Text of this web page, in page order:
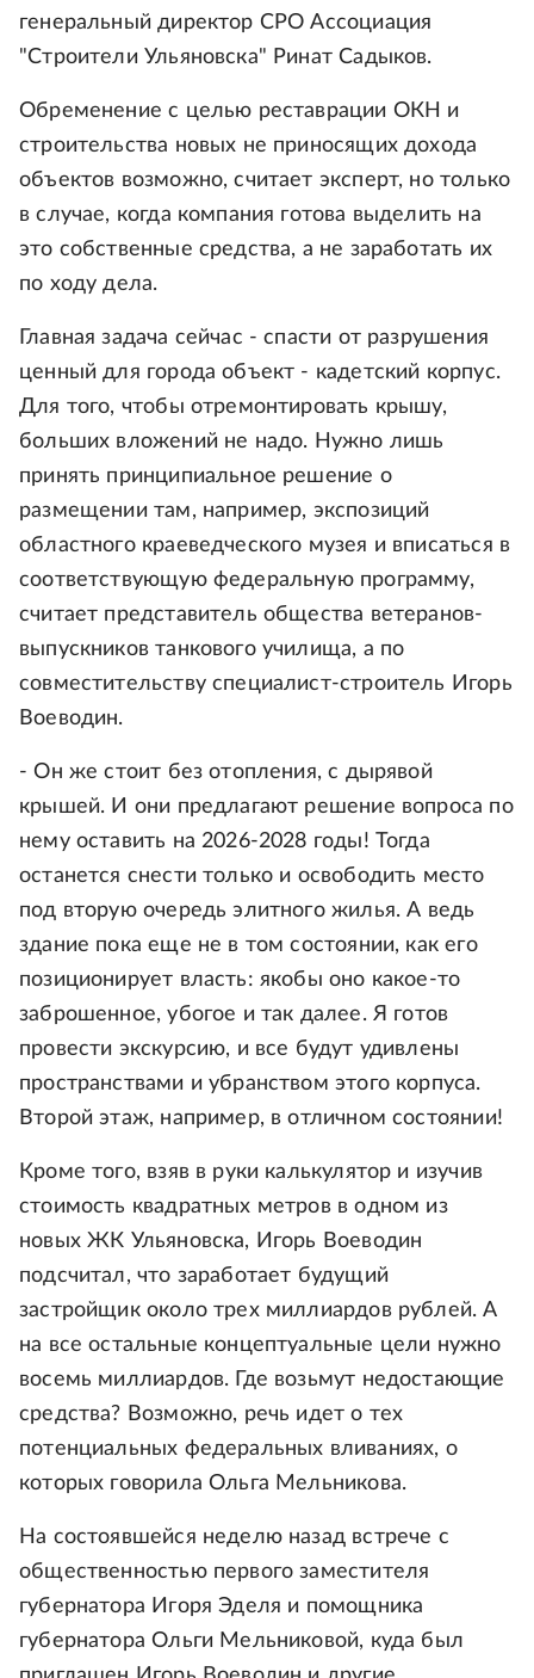
генеральный директор СРО Ассоциация
"Строители Ульяновска" Ринат Садыков.
Обременение с целью реставрации ОКН и
строительства новых не приносящих дохода
объектов возможно, считает эксперт, но только
в случае, когда компания готова выделить на
это собственные средства, а не заработать их
по ходу дела.
Главная задача сейчас - спасти от разрушения
ценный для города объект - кадетский корпус.
Для того, чтобы отремонтировать крышу,
больших вложений не надо. Нужно лишь
принять принципиальное решение о
размещении там, например, экспозиций
областного краеведческого музея и вписаться в
соответствующую федеральную программу,
считает представитель общества ветеранов-
выпускников танкового училища, а по
совместительству специалист-строитель Игорь
Воеводин.
- Он же стоит без отопления, с дырявой
крышей. И они предлагают решение вопроса по
нему оставить на 2026-2028 годы! Тогда
останется снести только и освободить место
под вторую очередь элитного жилья. А ведь
здание пока еще не в том состоянии, как его
позиционирует власть: якобы оно какое-то
заброшенное, убогое и так далее. Я готов
провести экскурсию, и все будут удивлены
пространствами и убранством этого корпуса.
Второй этаж, например, в отличном состоянии!
Кроме того, взяв в руки калькулятор и изучив
стоимость квадратных метров в одном из
новых ЖК Ульяновска, Игорь Воеводин
подсчитал, что заработает будущий
застройщик около трех миллиардов рублей. А
на все остальные концептуальные цели нужно
восемь миллиардов. Где возьмут недостающие
средства? Возможно, речь идет о тех
потенциальных федеральных вливаниях, о
которых говорила Ольга Мельникова.
На состоявшейся неделю назад встрече с
общественностью первого заместителя
губернатора Игоря Эделя и помощника
губернатора Ольги Мельниковой, куда был